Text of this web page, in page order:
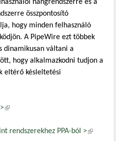
hangrendszerre és a
összpontosító
hogy minden felhasználó
A PipeWire ezt többek
dinamikusan váltani a
hogy alkalmazkodni tudjon a
eltérő késleltetési
(külső hivatkozás)
rendszerekhez PPA-ból >(külső